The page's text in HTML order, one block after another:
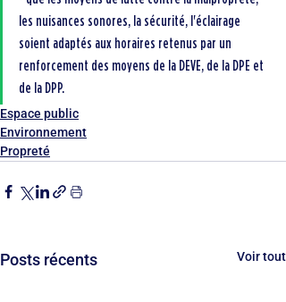
les nuisances sonores, la sécurité, l'éclairage
soient adaptés aux horaires retenus par un
renforcement des moyens de la DEVE, de la DPE et
de la DPP.
Espace public
Environnement
Propreté
Posts récents Voir tout